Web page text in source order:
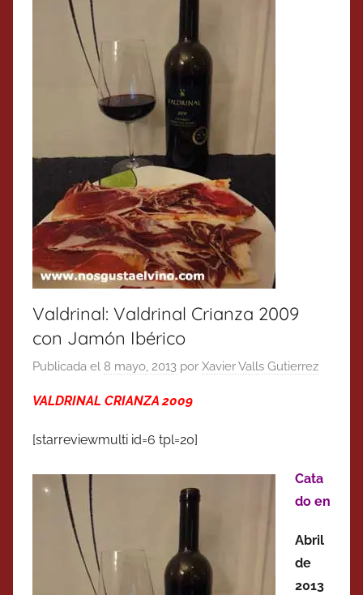
Valdrinal: Valdrinal Crianza 2009
con Jamón Ibérico
Publicada el 8 mayo, 2013 por Xavier Valls Gutierrez
VALDRINAL CRIANZA 2009
[starreviewmulti id=6 tpl=20]
Cata
do en
Abril
de
2013